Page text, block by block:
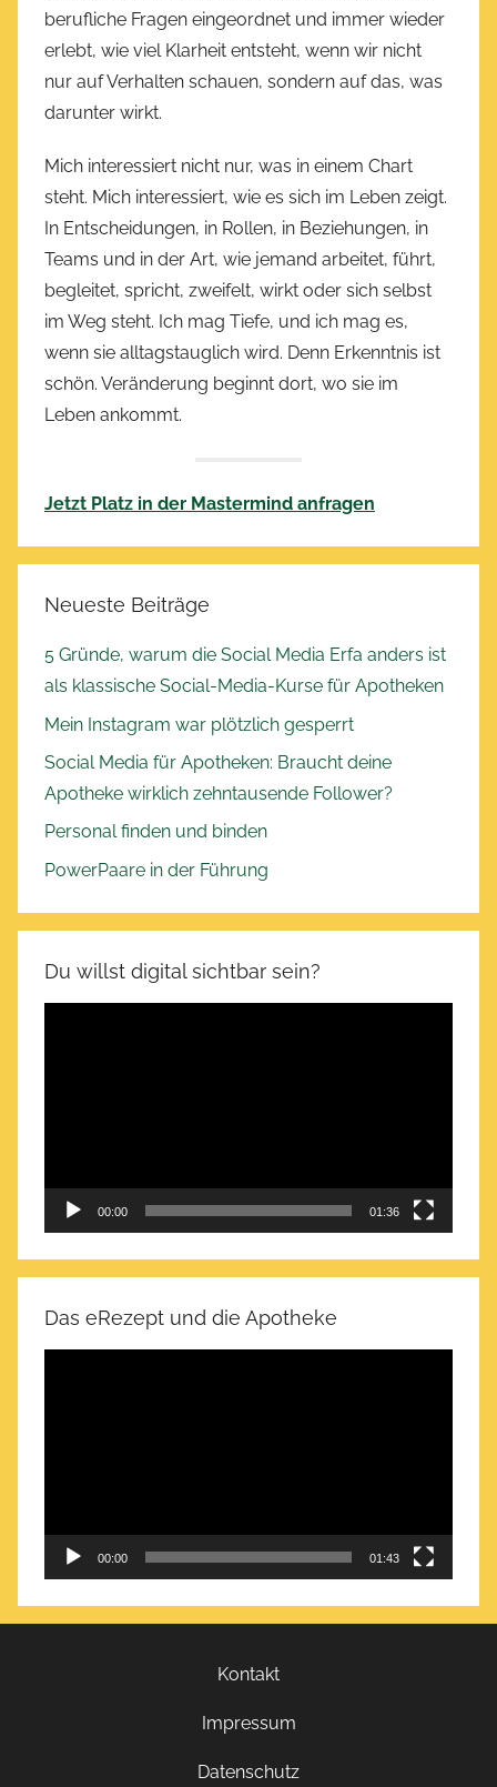
berufliche Fragen eingeordnet und immer wieder
erlebt, wie viel Klarheit entsteht, wenn wir nicht
nur auf Verhalten schauen, sondern auf das, was
darunter wirkt.
Mich interessiert nicht nur, was in einem Chart
steht. Mich interessiert, wie es sich im Leben zeigt.
In Entscheidungen, in Rollen, in Beziehungen, in
Teams und in der Art, wie jemand arbeitet, führt,
begleitet, spricht, zweifelt, wirkt oder sich selbst
im Weg steht. Ich mag Tiefe, und ich mag es,
wenn sie alltagstauglich wird. Denn Erkenntnis ist
schön. Veränderung beginnt dort, wo sie im
Leben ankommt.
Jetzt Platz in der Mastermind anfragen
Neueste Beiträge
5 Gründe, warum die Social Media Erfa anders ist
als klassische Social-Media-Kurse für Apotheken
Mein Instagram war plötzlich gesperrt
Social Media für Apotheken: Braucht deine
Apotheke wirklich zehntausende Follower?
Personal finden und binden
PowerPaare in der Führung
Du willst digital sichtbar sein?
00:00 01:36
Das eRezept und die Apotheke
00:00 01:43
Kontakt
Impressum
Datenschutz